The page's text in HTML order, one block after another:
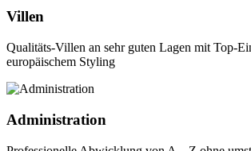
Villen
Qualitäts-Villen an sehr guten Lagen mit Top-
europäischem Styling
Administration